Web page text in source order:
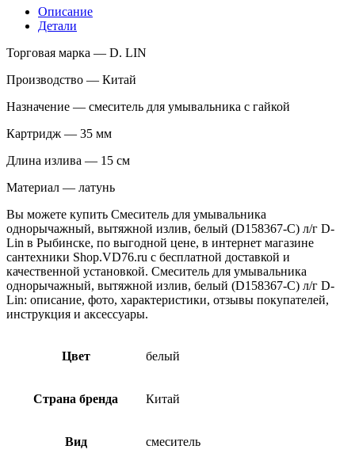
D-
Lin
Описание
Детали
Торговая марка — D. LIN
Производство — Китай
Назначение — смеситель для умывальника с гайкой
Картридж — 35 мм
Длина излива — 15 см
Материал — латунь
Вы можете купить Смеситель для умывальника
однорычажный, вытяжной излив, белый (D158367-С) л/г D-
Lin в Рыбинске, по выгодной цене, в интернет магазине
сантехники Shop.VD76.ru с бесплатной доставкой и
качественной установкой. Смеситель для умывальника
однорычажный, вытяжной излив, белый (D158367-С) л/г D-
Lin: описание, фото, характеристики, отзывы покупателей,
инструкция и аксессуары.
Цвет белый
Страна бренда Китай
Вид смеситель